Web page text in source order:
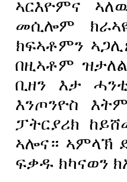
ኣርእዮምና
መሲሎም
ክፍኣቶምን
በዚኣቶም
ቢዘን እታ
እንጦንዮስ
ፓትርያሪክ
ኣሎና። ኣምላኽ
ፍቃዱ ክካናወን